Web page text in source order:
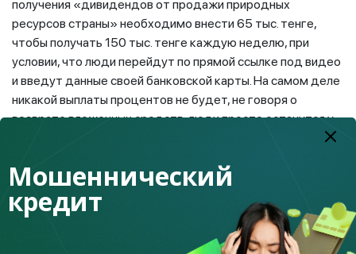
получения «дивидендов от продажи природных
ресурсов страны» необходимо внести 65 тыс. тенге,
чтобы получать 150 тыс. тенге каждую неделю, при
условии, что люди перейдут по прямой ссылке под видео
и введут данные своей банковской карты. На самом деле
никакой выплаты процентов не будет, не говоря о
возврате вложенных средств: люди просто останутся у
коммуникаций.
Совет:Не поддавайтесь на уловки мошенников и
будьте предельно внимательными и осторожными,
когда вам предлагают перейти по непонятным ссылкам
Мошеннический
кредит